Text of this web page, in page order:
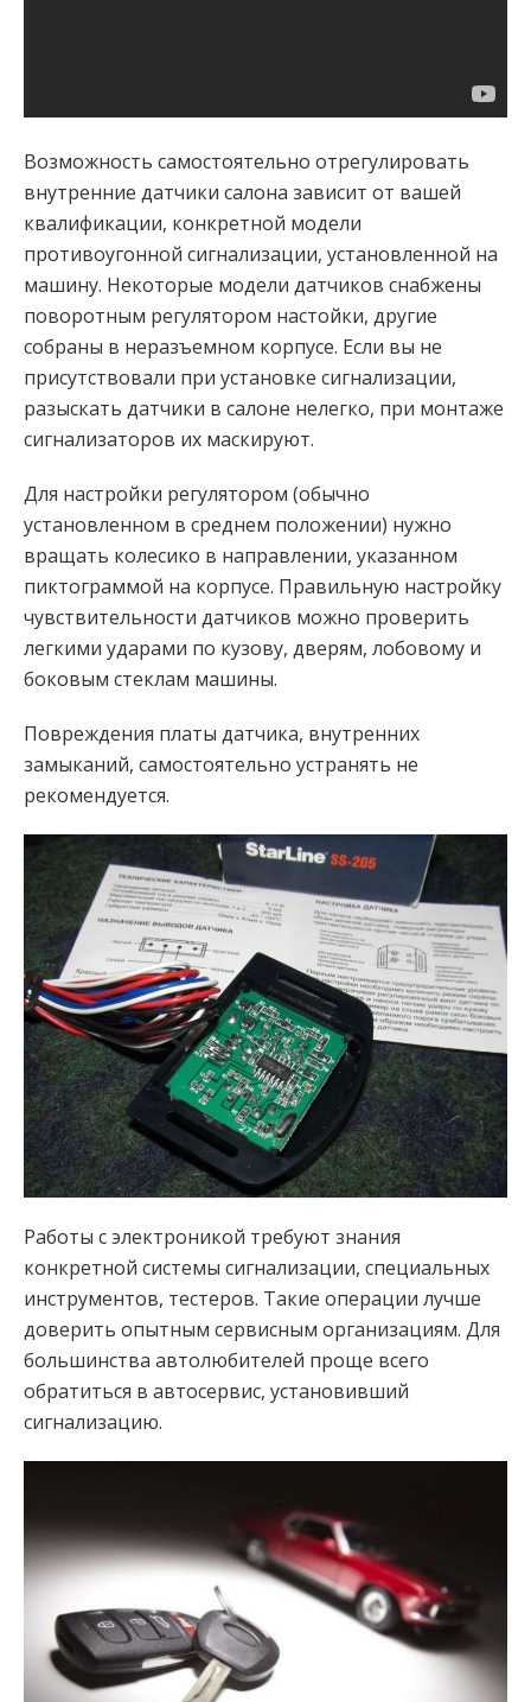
Возможность самостоятельно отрегулировать
внутренние датчики салона зависит от вашей
квалификации, конкретной модели
противоугонной сигнализации, установленной на
машину. Некоторые модели датчиков снабжены
поворотным регулятором настойки, другие
собраны в неразъемном корпусе. Если вы не
присутствовали при установке сигнализации,
разыскать датчики в салоне нелегко, при монтаже
сигнализаторов их маскируют.
Для настройки регулятором (обычно
установленном в среднем положении) нужно
вращать колесико в направлении, указанном
пиктограммой на корпусе. Правильную настройку
чувствительности датчиков можно проверить
легкими ударами по кузову, дверям, лобовому и
боковым стеклам машины.
Повреждения платы датчика, внутренних
замыканий, самостоятельно устранять не
рекомендуется.
Работы с электроникой требуют знания
конкретной системы сигнализации, специальных
инструментов, тестеров. Такие операции лучше
доверить опытным сервисным организациям. Для
большинства автолюбителей проще всего
обратиться в автосервис, установивший
сигнализацию.